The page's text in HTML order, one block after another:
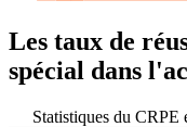
Les taux de
spécial dans
Statistiques du CRPE